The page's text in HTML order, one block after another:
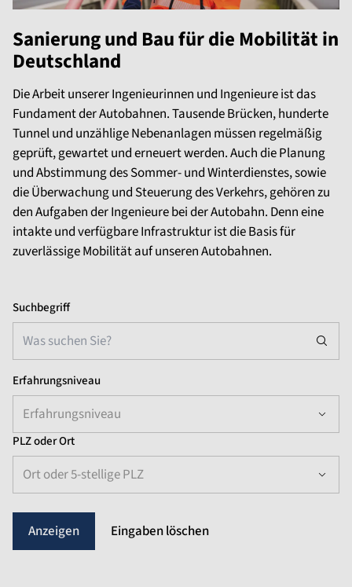
Sanierung und Bau für die Mobilität in
Deutschland
Die Arbeit unserer Ingenieurinnen und Ingenieure ist das
Fundament der Autobahnen. Tausende Brücken, hunderte
Tunnel und unzählige Nebenanlagen müssen regelmäßig
geprüft, gewartet und erneuert werden. Auch die Planung
und Abstimmung des Sommer- und Winterdienstes, sowie
die Überwachung und Steuerung des Verkehrs, gehören zu
den Aufgaben der Ingenieure bei der Autobahn. Denn eine
intakte und verfügbare Infrastruktur ist die Basis für
zuverlässige Mobilität auf unseren Autobahnen.
Suchbegriff
Erfahrungsniveau
Erfahrungsniveau
PLZ oder Ort
Ort oder 5-stellige PLZ
Eingaben löschen